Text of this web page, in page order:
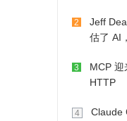
2
Jeff
估了 AI
3
MCP
HTTP
4
Claude